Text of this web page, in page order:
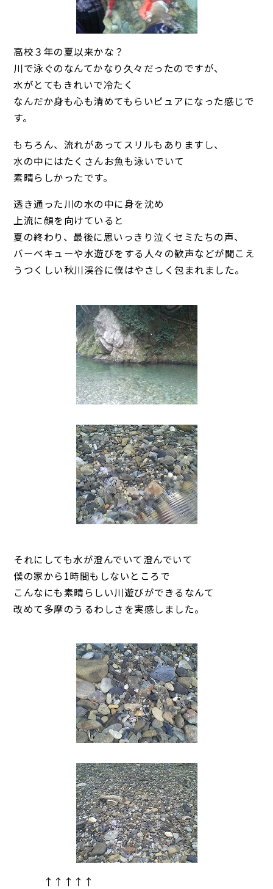
高校３年の夏以来かな？
川で泳ぐのなんてかなり久々だったのですが、
水がとてもきれいで冷たく
なんだか身も心も清めてもらいピュアになった感じで
す。
もちろん、流れがあってスリルもありますし、
水の中にはたくさんお魚も泳いでいて
素晴らしかったです。
透き通った川の水の中に身を沈め
上流に顔を向けていると
夏の終わり、最後に思いっきり泣くセミたちの声、
バーベキューや水遊びをする人々の歓声などが聞こえ
うつくしい秋川渓谷に僕はやさしく包まれました。
それにしても水が澄んでいて澄んでいて
僕の家から1時間もしないところで
こんなにも素晴らしい川遊びができるなんて
改めて多摩のうるわしさを実感しました。
↑↑↑↑↑